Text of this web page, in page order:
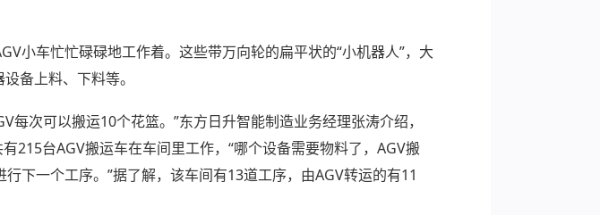
小车忙忙碌碌地工作着。这些带万向轮的扁平状的“小机器人”，大
备上料、下料等。
次可以搬运10个花篮。”东方日升智能制造业务经理张涛介绍，
215台AGV搬运车在车间里工作，“哪个设备需要物料了，AGV搬
下一个工序。”据了解，该车间有13道工序，由AGV转运的有11